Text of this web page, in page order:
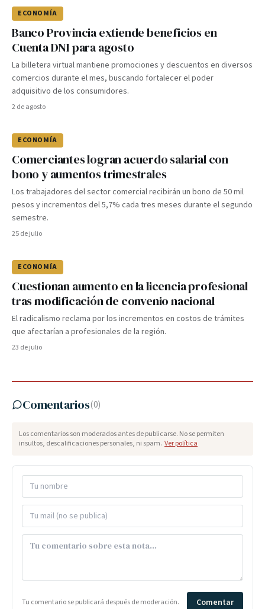
ECONOMÍA
Banco Provincia extiende beneficios en
Cuenta DNI para agosto
La billetera virtual mantiene promociones y descuentos en diversos
comercios durante el mes, buscando fortalecer el poder
adquisitivo de los consumidores.
2 de agosto
ECONOMÍA
Comerciantes logran acuerdo salarial con
bono y aumentos trimestrales
Los trabajadores del sector comercial recibirán un bono de 50 mil
pesos y incrementos del 5,7% cada tres meses durante el segundo
semestre.
25 de julio
ECONOMÍA
Cuestionan aumento en la licencia profesional
tras modificación de convenio nacional
El radicalismo reclama por los incrementos en costos de trámites
que afectarían a profesionales de la región.
23 de julio
Comentarios(0)
Los comentarios son moderados antes de publicarse. No se permiten
insultos, descalificaciones personales, ni spam. Ver política
Tu comentario se publicará después de moderación. Comentar